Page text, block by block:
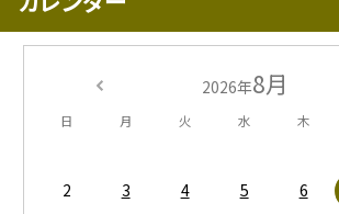
2026年8月
日 月 火 水 木
2
3 4 5 6